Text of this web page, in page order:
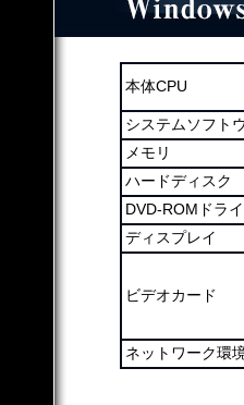
本体CPU
システムソフト
メモリ
ハードディスク
DVD-ROMドラ
ディスプレイ
ビデオカード
ネットワーク環